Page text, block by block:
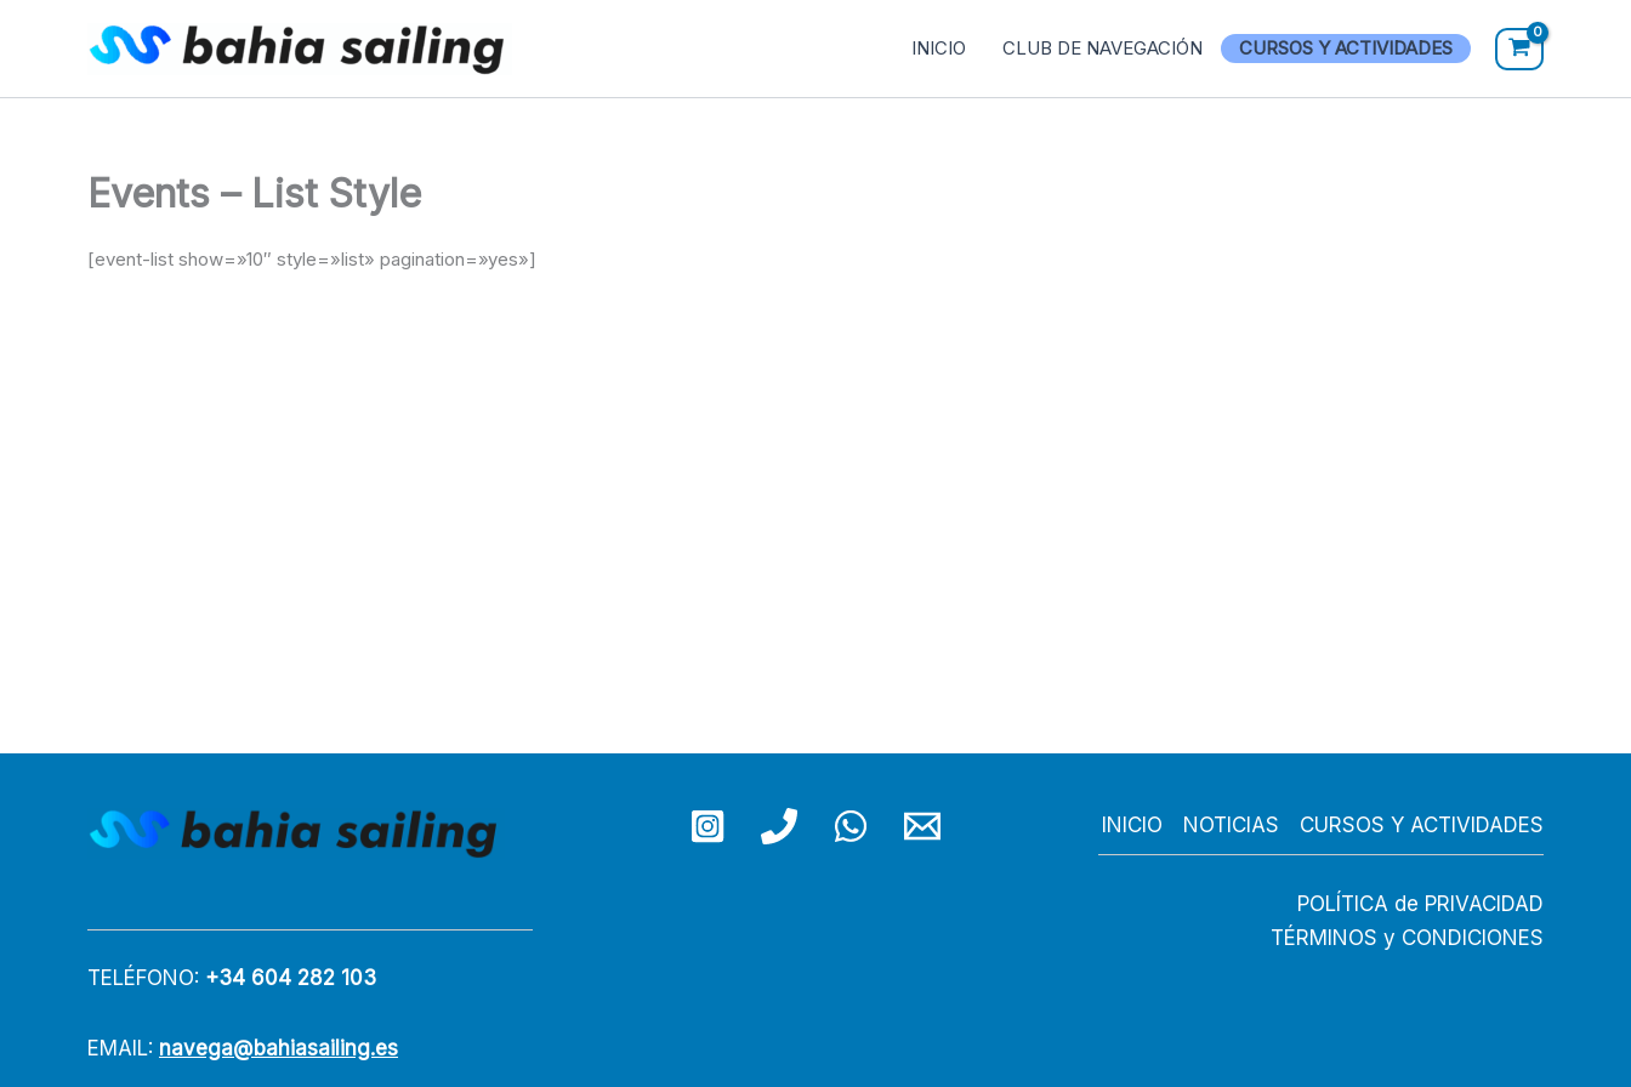
INICIO CLUB DE NAVEGACIÓN CURSOS Y ACTIVIDADES
Events – List Style
[event-list show=»10″ style=»list» pagination=»yes»]
TELÉFONO: +34 604 282 103
EMAIL: navega@bahiasailing.es
INICIO NOTICIAS CURSOS Y ACTIVIDADES
POLÍTICA de PRIVACIDAD
TÉRMINOS y CONDICIONES